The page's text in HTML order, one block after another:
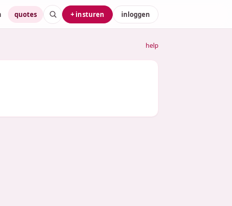
quotes + insturen inloggen
help